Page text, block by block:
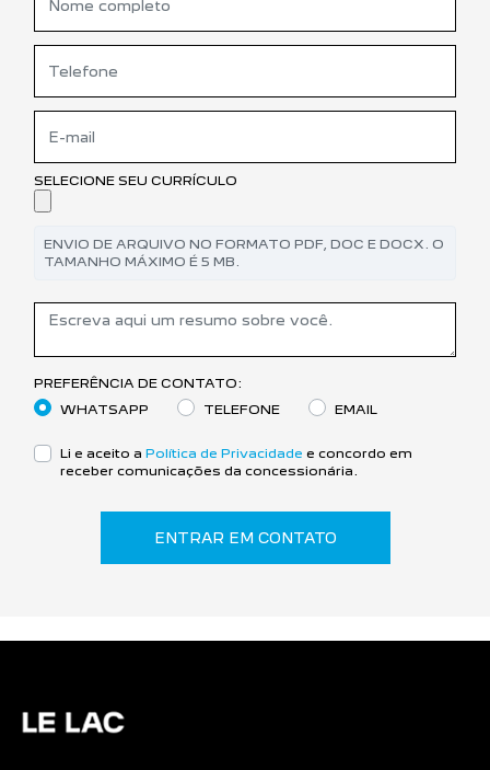
SELECIONE SEU CURRÍCULO
ENVIO DE ARQUIVO NO FORMATO PDF, DOC E DOCX. O
TAMANHO MÁXIMO É 5 MB.
PREFERÊNCIA DE CONTATO:
WHATSAPP
TELEFONE EMAIL
Li e aceito a Política de Privacidade e concordo em
receber comunicações da concessionária.
ENTRAR EM CONTATO